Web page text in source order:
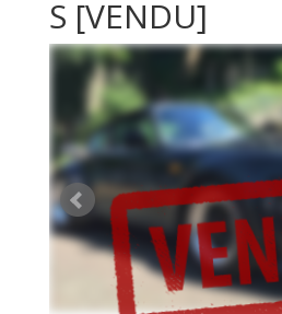
S [VENDU]